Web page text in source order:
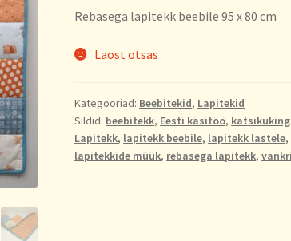
Rebasega lapitekk beebile 95 x 80 cm
Laost otsas
Kategooriad: Beebitekid, Lapitekid
Sildid: beebitekk, Eesti käsitöö,
Lapitekk, lapitekk beebile, lapitekk lastele,
lapitekkide müük, rebasega lapitekk,